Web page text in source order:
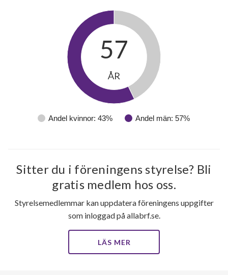
Andel kvinnor: 43% Andel män: 57%
57
ÅR
Sitter du i föreningens styrelse? Bli
gratis medlem hos oss.
Styrelsemedlemmar kan uppdatera föreningens uppgifter
som inloggad på allabrf.se.
LÄS MER